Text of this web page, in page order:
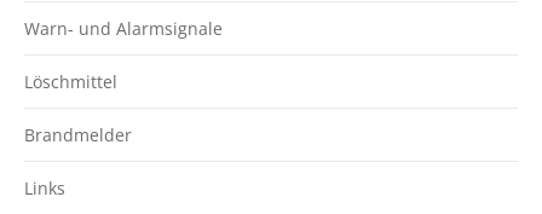
Warn- und Alarmsignale
Löschmittel
Brandmelder
Links